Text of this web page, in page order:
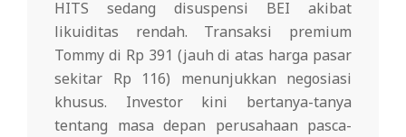
HITS sedang disuspensi BEI akibat
likuiditas rendah. Transaksi premium
Tommy di Rp 391 (jauh di atas harga pasar
sekitar Rp 116) menunjukkan negosiasi
khusus. Investor kini bertanya-tanya
tentang masa depan perusahaan pasca-